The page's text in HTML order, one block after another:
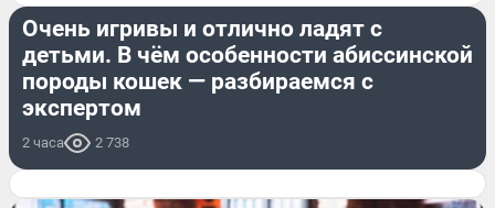
Очень игривы и отлично ладят с
детьми. В чём особенности абиссинской
породы кошек — разбираемся с
экспертом
2 часа 2 738